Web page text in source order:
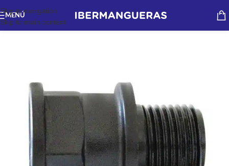
Skip to navigation
Skip to main content
MENÚ